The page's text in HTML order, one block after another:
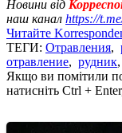
Новини від
наш канал https://
Читайте
ТЕГИ: Отравления,
отравление, рудник,
Якщо ви помітили
натисніть Ctrl +